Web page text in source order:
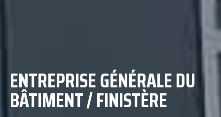
ENTREPRISE GÉNÉRALE DU
BÂTIMENT / FINISTÈRE